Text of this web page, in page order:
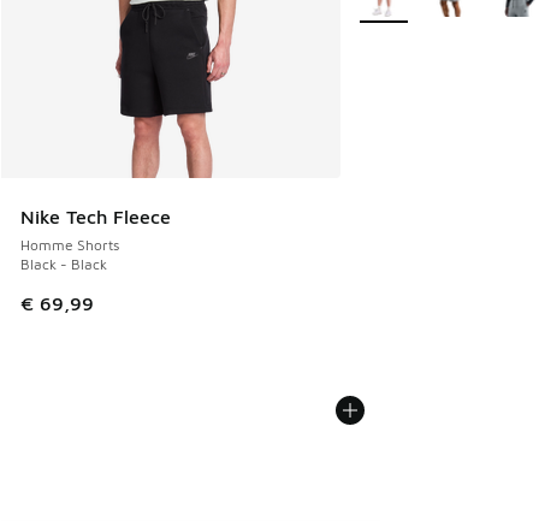
Nike Tech Fleece
Homme Shorts
Black - Black
€ 69,99